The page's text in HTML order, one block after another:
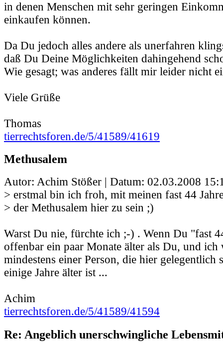
in denen Menschen mit sehr geringen
einkaufen können.
Da Du jedoch alles andere als unerfahren
daß Du Deine Möglichkeiten dahingehend
Wie gesagt; was anderes fällt mir leider nicht
Viele Grüße
Thomas
tierrechtsforen.de/5/41589/41619
Methusalem
Autor: Achim Stößer | Datum: 02.03.2008
> erstmal bin ich froh, mit meinen fast 44
> der Methusalem hier zu sein ;)
Warst Du nie, fürchte ich ;-) . Wenn Du "fast
offenbar ein paar Monate älter als Du, und ich
mindestens einer Person, die hier gelegentlich
einige Jahre älter ist ...
Achim
tierrechtsforen.de/5/41589/41594
Re: Angeblich unerschwingliche